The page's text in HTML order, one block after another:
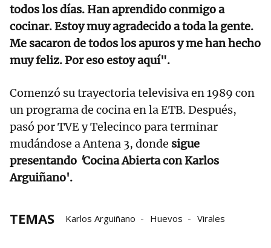
todos los días. Han aprendido conmigo a
cocinar. Estoy muy agradecido a toda la gente.
Me sacaron de todos los apuros y me han hecho
muy feliz. Por eso estoy aquí".
Comenzó su trayectoria televisiva en 1989 con
un programa de cocina en la ETB. Después,
pasó por TVE y Telecinco para terminar
mudándose a Antena 3, donde sigue
presentando 'Cocina Abierta con Karlos
Arguiñano'.
TEMAS Karlos Arguiñano Huevos Virales